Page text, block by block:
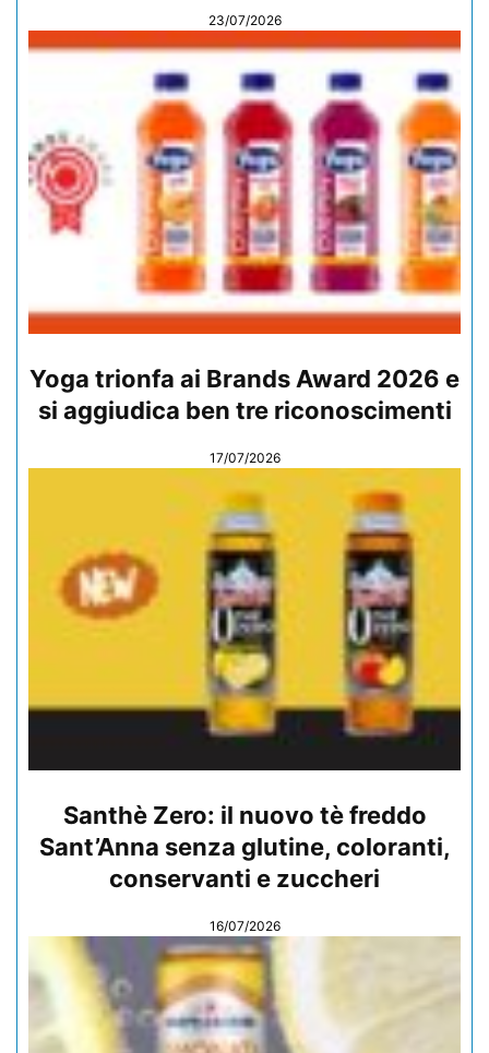
23/07/2026
Yoga trionfa ai Brands Award 2026 e
si aggiudica ben tre riconoscimenti
17/07/2026
Santhè Zero: il nuovo tè freddo
Sant’Anna senza glutine, coloranti,
conservanti e zuccheri
16/07/2026